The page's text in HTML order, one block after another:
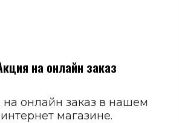
на онлайн заказ
онлайн заказ в нашем
интернет магазине.